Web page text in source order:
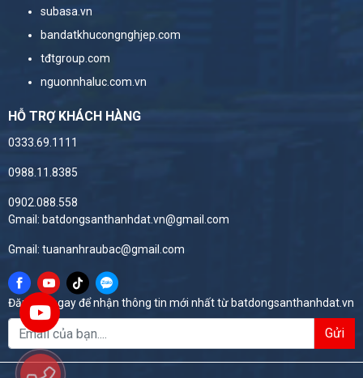
subasa.vn
bandatkhucongnghjep.com
tđtgroup.com
nguonnhaluc.com.vn
HỖ TRỢ KHÁCH HÀNG
0333.69.1111
0988.11.8385
0902.088.558
Gmail: batdongsanthanhdat.vn@gmail.com
Gmail: tuananhraubac@gmail.com
Đăng ký ngay để nhận thông tin mới nhất từ batdongsanthanhdat.vn
Gửi